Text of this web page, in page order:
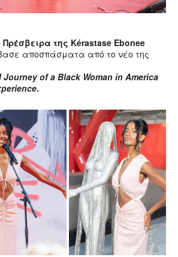
Πρέσβειρα της Kérastase Ebonee
αποσπάσματα από το νέο της
of a Black Woman in America
.